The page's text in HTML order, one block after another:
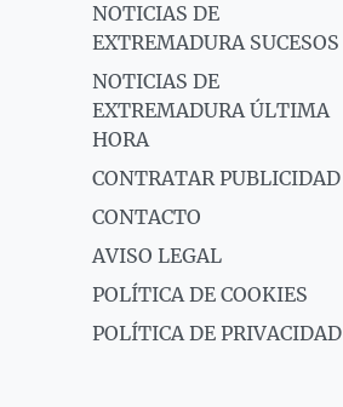
NOTICIAS DE
EXTREMADURA SUCESOS
NOTICIAS DE
EXTREMADURA ÚLTIMA
HORA
CONTRATAR PUBLICIDAD
CONTACTO
AVISO LEGAL
POLÍTICA DE COOKIES
POLÍTICA DE PRIVACIDAD